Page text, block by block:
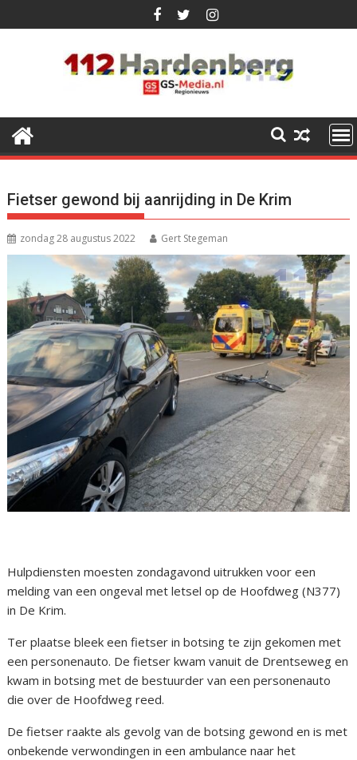
naar
Fietser gewond bij aanrijding in De Krim
zondag 28 augustus 2022 Gert Stegeman
Hulpdiensten moesten zondagavond uitrukken voor een
melding van een ongeval met letsel op de Hoofdweg (N377)
in De Krim.
Ter plaatse bleek een fietser in botsing te zijn gekomen met
een personenauto. De fietser kwam vanuit de Drentseweg en
kwam in botsing met de bestuurder van een personenauto
die over de Hoofdweg reed.
De fietser raakte als gevolg van de botsing gewond en is met
onbekende verwondingen in een ambulance naar het